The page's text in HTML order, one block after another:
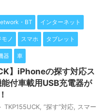
・BT インターネット
ノ スマホ タブレット
器 車
】iPhoneの探す対応ス
付車載用USB充電器が
TKP155UCK ”探す”対応
スマー